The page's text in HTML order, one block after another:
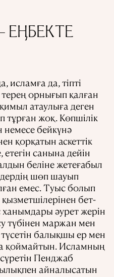
ЕҢБЕКТЕ
исламға да, тіпті
терең орнығып қалған
атаулыға деген
тұрған жоқ. Көпшілік
немесе бейкүнә
қорқатын аскеттік
етегін санына дейін
беліне жетеғабыл
шөп шауып
емес. Туыс болып
қызметшілерінен бет-
әурет жерін
түбінен маржан мен
балықшы ер мен
қоймайтын. Исламның
Пенджаб
айналысатын